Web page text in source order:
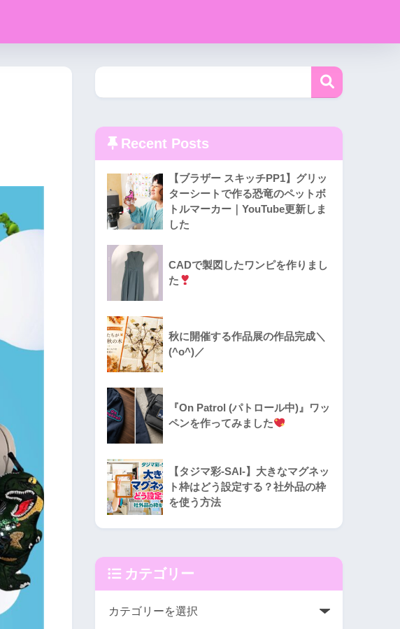
Recent Posts
【ブラザー スキッチPP1】グリッ
ターシートで作る恐竜のペットボ
トルマーカー｜YouTube更新しま
した
CADで製図したワンピを作りまし
た
秋に開催する作品展の作品完成＼
(^o^)／
『On Patrol (パトロール中)』ワッ
ペンを作ってみました
【タジマ彩-SAI-】大きなマグネッ
ト枠はどう設定する？社外品の枠
を使う方法
カテゴリー